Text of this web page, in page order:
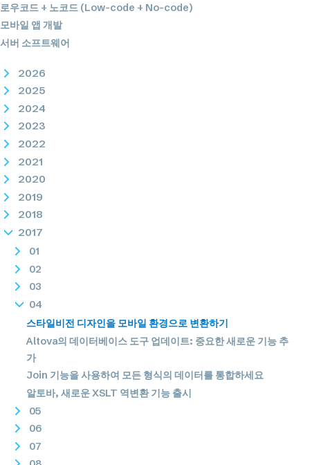
로우코드 + 노코드 (Low-code + No-code)
모바일 앱 개발
서버 소프트웨어
2026
2025
2024
2023
2022
2021
2020
2019
2018
2017
01
02
03
04
스타일비전 디자인을 모바일 환경으로 변환하기
Altova의 데이터베이스 도구 업데이트: 중요한 새로운 기능 추
가
Join 기능을 사용하여 모든 형식의 데이터를 통합하세요
알토바, 새로운 XSLT 역변환 기능 출시
05
06
07